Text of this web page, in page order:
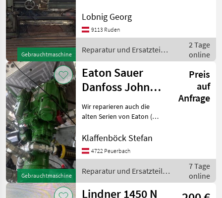
Gebrauchtmaschine
Werkzeughalter Reitstock
Spitzenhöhe: 250mm
Reparatur und Ersatzteile
Ersatzte
Lobnig Georg
9113 Ruden
Reparatur und Ersatzteile
/ Sonstige
2 Tage
online
Gebrauchtmaschine
Eaton Sauer
Danfoss John
Deere
Hydraulikpumpe
Preis
auf
Anfrage
Wir reparieren auch die
alten Serien von Eaton (
Danfoss (Serie 20---)
großes Ersatzteillager
Klaffenböck Stefan
4722 Peuerbach
Reparatur und Ersatzteile /
John Deere
7 Tage
online
Lindner 1450 N